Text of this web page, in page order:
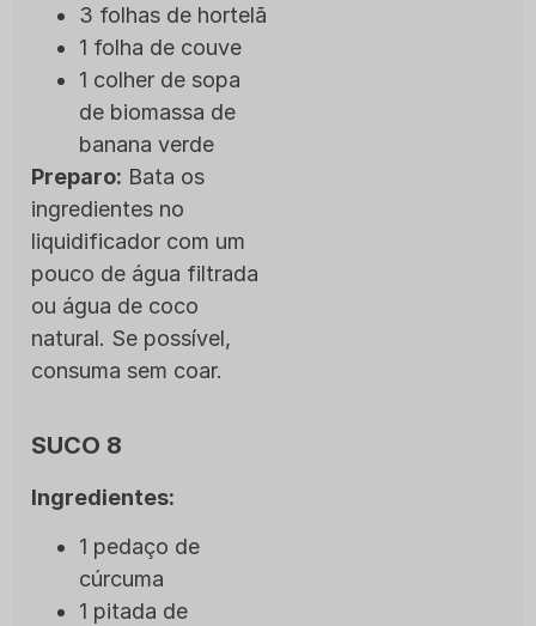
3 folhas de hortelã
1 folha de couve
1 colher de sopa
de biomassa de
banana verde
Preparo: Bata os
ingredientes no
liquidificador com um
pouco de água filtrada
ou água de coco
natural. Se possível,
consuma sem coar.
SUCO 8
Ingredientes:
1 pedaço de
cúrcuma
1 pitada de